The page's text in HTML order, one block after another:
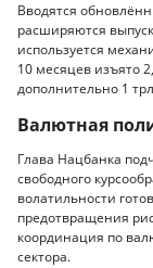
Вводятся
расширяются
используется
10 месяцев изъято
дополнительно 1
Валютная
Глава Нацбанка
свободного
волатильности
предотвращения
координация по
сектора.